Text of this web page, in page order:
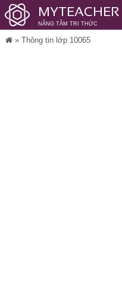
MYTEACHER
NÂNG TẦM TRI THỨC
» Thông tin lớp 10065